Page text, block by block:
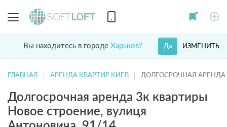
Вы находитесь в городе Харьков? ИЗМЕНИТЬ
Да
ГЛАВНАЯ АРЕНДА КВАРТИР КИЕВ ДОЛГОСРОЧНАЯ АРЕНДА
Долгосрочная аренда 3к квартиры
Новое строение, вулиця